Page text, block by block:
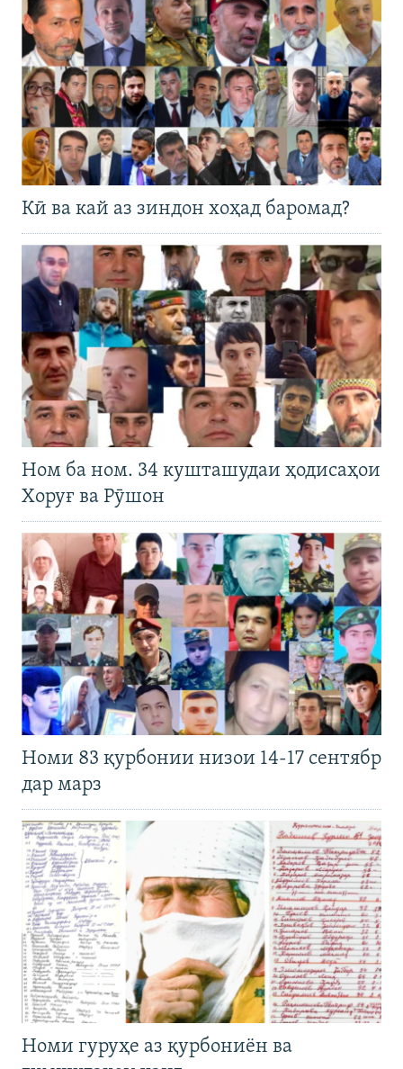
Кӣ ва кай аз зиндон хоҳад баромад?
Ном ба ном. 34 кушташудаи ҳодисаҳои
Хоруғ ва Рӯшон
Номи 83 қурбонии низои 14-17 сентябр
дар марз
Номи гуруҳе аз қурбониён ва